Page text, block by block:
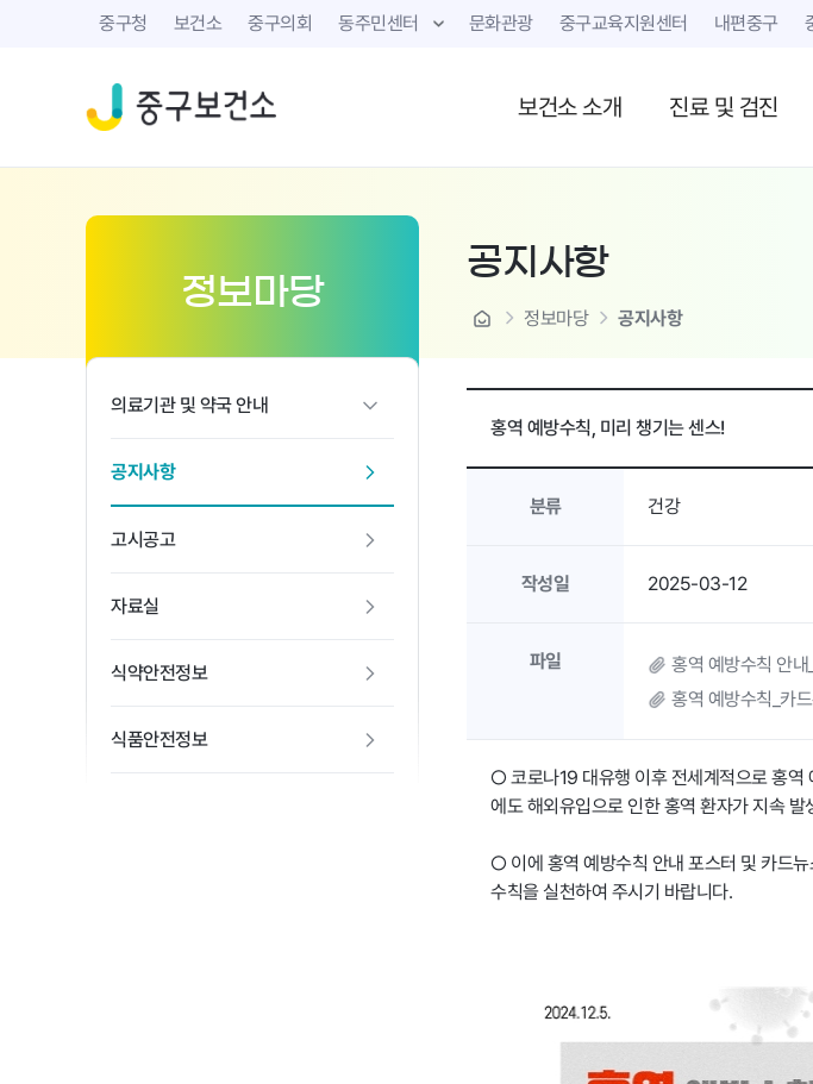
본문 내용
중구청 보건소 중구의회 동주민센터 문화관광 중구교육지원센터 내편중구
보건소 소개 진료 및 검진
정보마당
의료기관 및 약국 안내
공지사항
고시공고
자료실
식약안전정보
식품안전정보
공지사항
home 정보마당 공지사항
홍역 예방수칙, 미리 챙기는 센스!
분류 건강
작성일 2025-03-12
파일 홍역 예방수칙 안
홍역 예방수칙_카
○ 코로나19 대유행 이후 전세계적으로 홍역
에도 해외유입으로 인한 홍역 환자가 지속
○ 이에 홍역 예방수칙 안내 포스터 및 카드
수칙을 실천하여 주시기 바랍니다.